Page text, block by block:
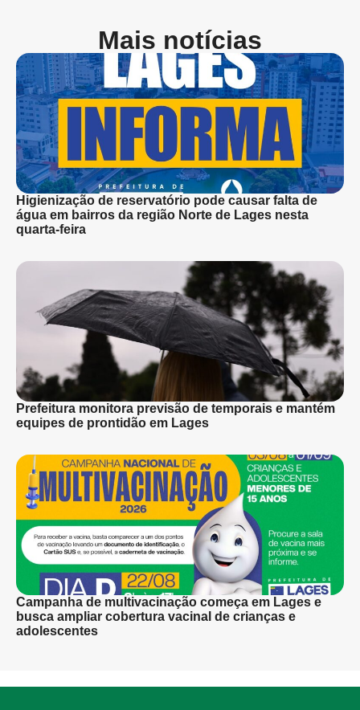
Mais notícias
Higienização de reservatório pode causar falta de
água em bairros da região Norte de Lages nesta
quarta-feira
Prefeitura monitora previsão de temporais e mantém
equipes de prontidão em Lages
Campanha de multivacinação começa em Lages e
busca ampliar cobertura vacinal de crianças e
adolescentes